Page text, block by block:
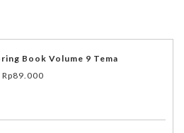
Book Volume 9 Tema
Rp89.000